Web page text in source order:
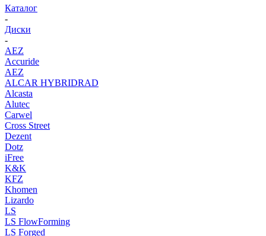
Каталог
-
Диски
-
AEZ
Accuride
AEZ
ALCAR HYBRIDRAD
Alcasta
Alutec
Carwel
Cross Street
Dezent
Dotz
iFree
K&K
KFZ
Khomen
Lizardo
LS
LS FlowForming
LS Forged